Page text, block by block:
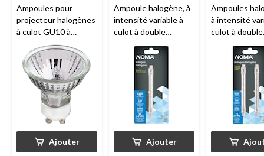
Ampoules pour
projecteur halogènes
à culot GU10 à
intensité variable
NOMA
MR16, 2700K,
280 lumens, blanc
doux, 35 W, paq. 2
Ajouter
Ampoule halogène, à
intensité variable à
culot à double
contact 118 mm
NOMAT3, 4300
lumens, 250 W
Ajouter
Ampoules
à intensité
culot à double
contact 118
NOMAT3,
lumens, 500